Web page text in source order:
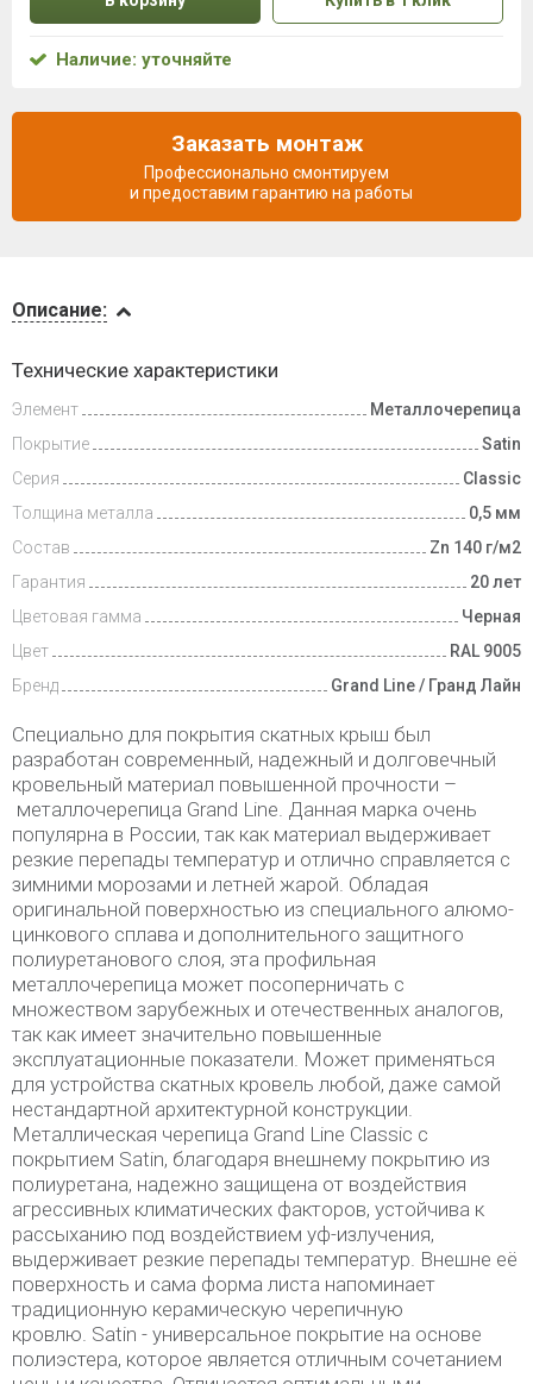
и оплата
Доп.
условия
Описание:
Технические характеристики
Элемент
Металлочерепица
Покрытие
Satin
Серия
Classic
Толщина металла
0,5 мм
Состав
Zn 140 г/м2
Гарантия
20 лет
Цветовая гамма
Черная
Цвет
RAL 9005
Бренд
Grand Line / Гранд Лайн
Специально для покрытия скатных крыш был
разработан современный, надежный и долговечный
кровельный материал повышенной прочности –
металлочерепица Grand Line. Данная марка очень
популярна в России, так как материал выдерживает
резкие перепады температур и отлично справляется с
зимними морозами и летней жарой. Обладая
оригинальной поверхностью из специального алюмо-
цинкового сплава и дополнительного защитного
полиуретанового слоя, эта профильная
металлочерепица может посоперничать с
множеством зарубежных и отечественных аналогов,
так как имеет значительно повышенные
эксплуатационные показатели. Может применяться
для устройства скатных кровель любой, даже самой
нестандартной архитектурной конструкции.
Металлическая черепица Grand Line Classic с
покрытием Satin, благодаря внешнему покрытию из
полиуретана, надежно защищена от воздействия
агрессивных климатических факторов, устойчива к
рассыханию под воздействием уф-излучения,
выдерживает резкие перепады температур. Внешне её
поверхность и сама форма листа напоминает
традиционную керамическую черепичную
кровлю. Satin - универсальное покрытие на основе
полиэстера, которое является отличным сочетанием
Наличие: уточняйте
Заказать монтаж
Профессионально смонтируем
и предоставим гарантию на работы